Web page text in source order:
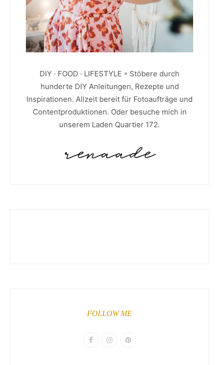
DIY · FOOD · LIFESTYLE ◦ Stöbere durch
hunderte DIY Anleitungen, Rezepte und
Inspirationen. Allzeit bereit für Fotoaufträge und
Contentproduktionen. Oder besuche mich in
unserem Laden Quartier 172.
FOLLOW ME